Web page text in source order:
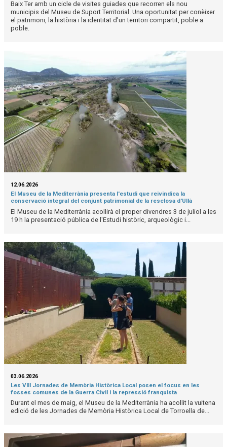
Baix Ter amb un cicle de visites guiades que recorren els nou
municipis del Museu de Suport Territorial. Una oportunitat per conèixer
el patrimoni, la història i la identitat d'un territori compartit, poble a
poble.
12.06.2026
El Museu de la Mediterrània presenta l'estudi que reivindica la
conservació integral del conjunt patrimonial de la resclosa d'Ullà
El Museu de la Mediterrània acollirà el proper divendres 3 de juliol a les
19 h la presentació pública de l'Estudi històric, arqueològic i...
03.06.2026
Les VIII Jornades de Memòria Històrica Local posen el focus en les
fosses comunes de la Guerra Civil i la repressió franquista
Durant el mes de maig, el Museu de la Mediterrània ha acollit la vuitena
edició de les Jornades de Memòria Històrica Local de Torroella de...